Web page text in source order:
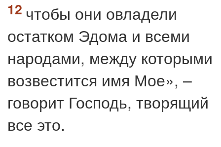
чтобы они овладели
остатком Эдома и всеми
народами, между которыми
возвестится имя Мое», –
говорит Господь, творящий
все это.